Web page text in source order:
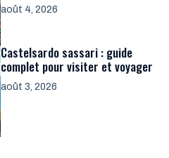
août 4, 2026
Castelsardo sassari : guide
complet pour visiter et voyager
août 3, 2026